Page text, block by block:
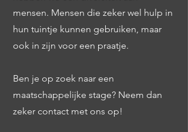
mensen. Mensen die zeker wel hulp in
hun tuintje kunnen gebruiken, maar
ook in zijn voor een praatje.
Ben je op zoek naar een
maatschappelijke stage? Neem dan
zeker contact met ons op!